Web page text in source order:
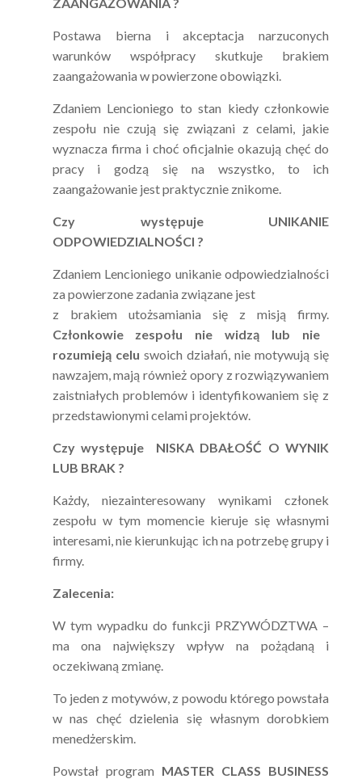
Postawa bierna i akceptacja narzuconych
warunków współpracy skutkuje brakiem
zaangażowania w powierzone obowiązki.
Zdaniem Lencioniego to stan kiedy członkowie
zespołu nie czują się związani z celami, jakie
wyznacza firma i choć oficjalnie okazują chęć do
pracy i godzą się na wszystko, to ich
zaangażowaniejest praktycznie znikome.
Czy występuje UNIKANIE
ODPOWIEDZIALNOŚCI ?
Zdaniem Lencioniego unikanie odpowiedzialności
za powierzone zadania związane jest
z brakiem utożsamiania się z misją firmy.
Członkowie zespołu nie widzą lub nie
rozumieją celu swoich działań, nie motywują się
nawzajem, mają również opory z rozwiązywaniem
zaistniałych problemów i identyfikowaniem się z
przedstawionymi celami projektów.
Czy występuje NISKA DBAŁOŚĆ O WYNIK
LUB BRAK ?
Każdy, niezainteresowany wynikami członek
zespołu w tym momencie kieruje się własnymi
interesami, nie kierunkując ich na potrzebę grupy i
firmy.
Zalecenia:
W tym wypadku do funkcji PRZYWÓDZTWA –
ma ona największy wpływ na pożądaną i
oczekiwaną zmianę.
To jeden z motywów, z powodu którego powstała
w nas chęć dzielenia się własnym dorobkiem
menedżerskim.
Powstał program MASTER CLASS BUSINESS